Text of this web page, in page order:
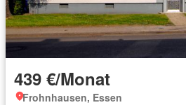
439 €/Monat
Frohnhausen, Essen